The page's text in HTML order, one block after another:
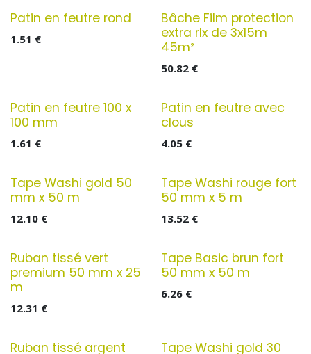
Patin en feutre rond
1.51 €
Bâche Film protection
extra rlx de 3x15m
45m²
50.82€
Patin en feutre 100 x
100 mm
1.61 €
Patin en feutre avec
clous
4.05€
Tape Washi gold 50
mm x 50 m
12.10 €
Tape Washi rouge fort
50 mm x 5 m
13.52€
Ruban tissé vert
premium 50 mm x 25
m
12.31 €
Tape Basic brun fort
50 mm x 50 m
6.26€
Ruban tissé argent
Tape Washi gold 30